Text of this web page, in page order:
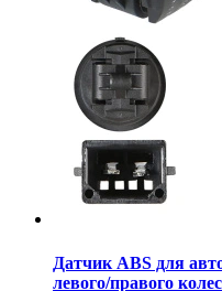
Датчик ABS для
левого/правого